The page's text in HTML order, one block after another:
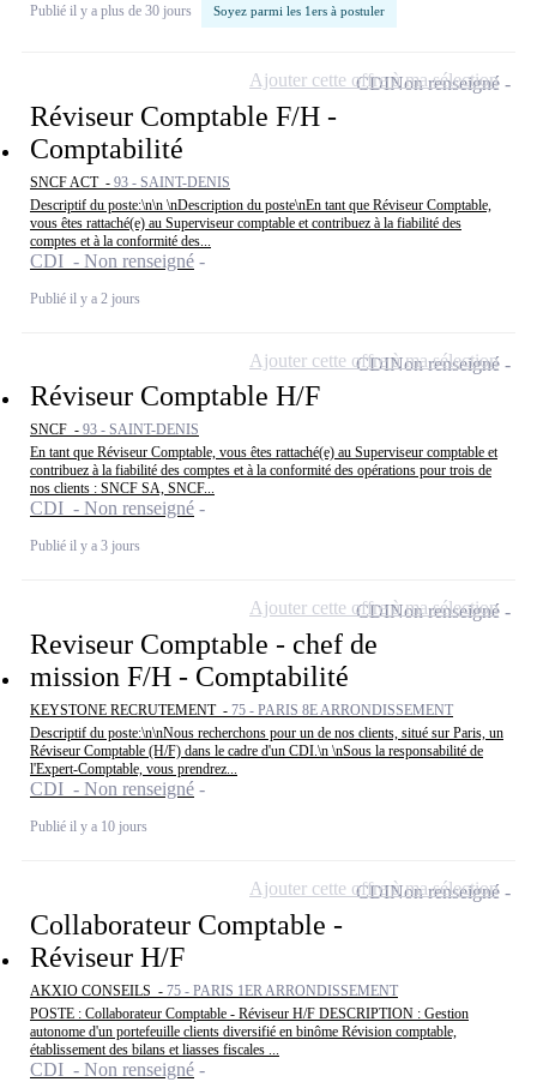
Publié il y a plus de 30 jours Soyez parmi les 1ers à postuler
Réviseur Comptable F/H -
Comptabilité
SNCF ACT - 93 - SAINT-DENIS
Descriptif du poste:\n\n \nDescription du poste\nEn tant que Réviseur Comptable,
vous êtes rattaché(e) au Superviseur comptable et contribuez à la fiabilité des
comptes et à la conformité des...
CDI - Non renseigné
Publié il y a 2 jours
CDINon renseigné
Ajouter cette offre à ma sélection
Réviseur Comptable H/F
SNCF - 93 - SAINT-DENIS
En tant que Réviseur Comptable, vous êtes rattaché(e) au Superviseur comptable et
contribuez à la fiabilité des comptes et à la conformité des opérations pour trois de
nos clients : SNCF SA, SNCF...
CDI - Non renseigné
Publié il y a 3 jours
CDINon renseigné
Ajouter cette offre à ma sélection
Reviseur Comptable - chef de
mission F/H - Comptabilité
KEYSTONE RECRUTEMENT - 75 - PARIS 8E ARRONDISSEMENT
Descriptif du poste:\n\nNous recherchons pour un de nos clients, situé sur Paris, un
Réviseur Comptable (H/F) dans le cadre d'un CDI.\n \nSous la responsabilité de
l'Expert-Comptable, vous prendrez...
CDI - Non renseigné
Publié il y a 10 jours
CDINon renseigné
Ajouter cette offre à ma sélection
Collaborateur Comptable -
Réviseur H/F
AKXIO CONSEILS - 75 - PARIS 1ER ARRONDISSEMENT
POSTE : Collaborateur Comptable - Réviseur H/F DESCRIPTION : Gestion
autonome d'un portefeuille clients diversifié en binôme Révision comptable,
établissement des bilans et liasses fiscales ...
CDI - Non renseigné
CDINon renseigné
Ajouter cette offre à ma sélection